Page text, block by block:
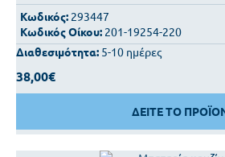
Κωδικός: 293447
Κωδικός Οίκου: 201-19254-220
Διαθεσιμότητα: 5-10 ημέρες
38,00€
ΔΕΙΤΕ ΤΟ